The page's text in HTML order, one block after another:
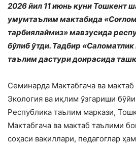
2026 йил 11 июнь куни Тошкент
умумтаълим мактабида
тарбиялаймиз» мавзусида
бўлиб ўтди. Тадбир
таълим дастури доирасида
Семинарда Мактабгача ва
Экология ва иқлим ўзгариши
Республика таълим маркази,
Мактабгача ва мактаб таълими
соҳаси вакиллари, педагоглар